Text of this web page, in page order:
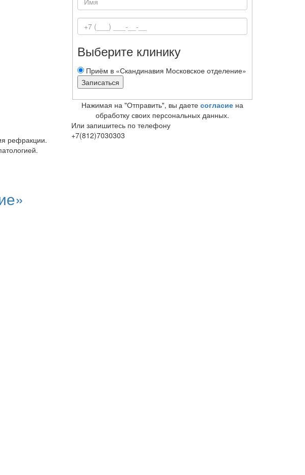
рефракции.
Выберите клинику
Приём в «Скандинавия Московское отделение»
Нажимая на "Отправить", вы даете согласие на
обработку своих персональных данных.
Или запишитесь по телефону
+7(812)7030303